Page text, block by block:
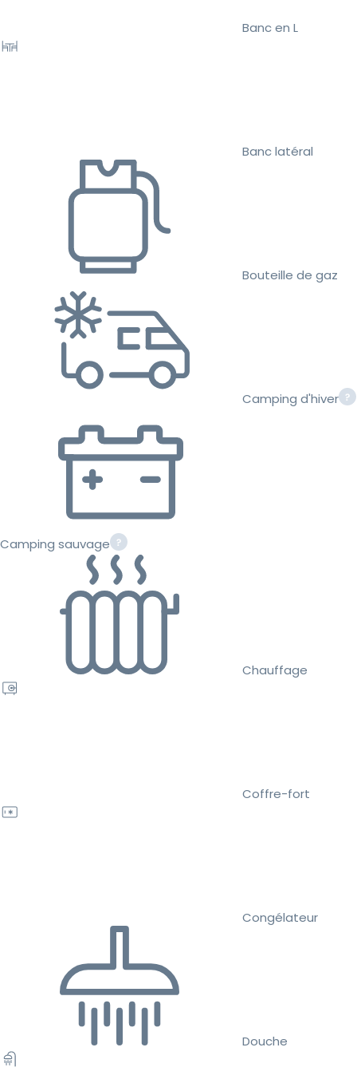
Banc en L
Banc latéral
Bouteille de gaz
Camping d'hiver
Camping sauvage
Chauffage
Coffre-fort
Congélateur
Douche